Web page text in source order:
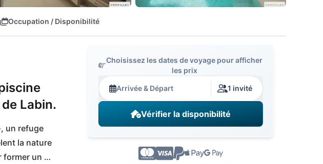
Occupation / Disponibilité
Labin.
un refuge
la nature
former un
Choisissez les dates de voyage pour afficher
les prix
Arrivée & Départ 1 invité
Vérifier la disponibilité